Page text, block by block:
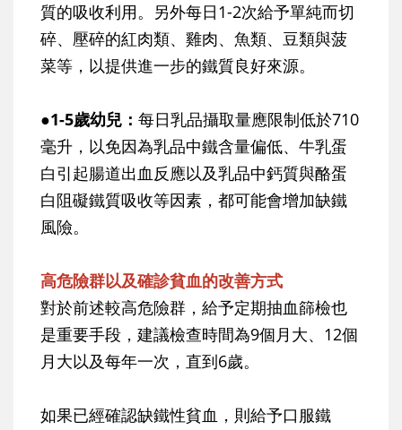
質的吸收利用。另外每日1-2次給予單純而切
碎、壓碎的紅肉類、雞肉、魚類、豆類與菠
菜等，以提供進一步的鐵質良好來源。
●1-5歲幼兒： 每日乳品攝取量應限制低於710
毫升，以免因為乳品中鐵含量偏低、牛乳蛋
白引起腸道出血反應以及乳品中鈣質與酪蛋
白阻礙鐵質吸收等因素，都可能會增加缺鐵
風險。
高危險群以及確診貧血的改善方式
對於前述較高危險群，給予定期抽血篩檢也
是重要手段，建議檢查時間為9個月大、12個
月大以及每年一次，直到6歲。
如果已經確認缺鐵性貧血，則給予口服鐵